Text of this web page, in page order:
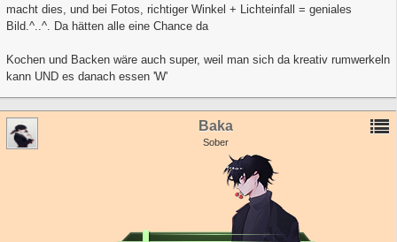
macht dies, und bei Fotos, richtiger Winkel + Lichteinfall = geniales
Bild.^..^. Da hätten alle eine Chance da
Kochen und Backen wäre auch super, weil man sich da kreativ rumwerkeln
kann UND es danach essen 'W'
Baka
Sober